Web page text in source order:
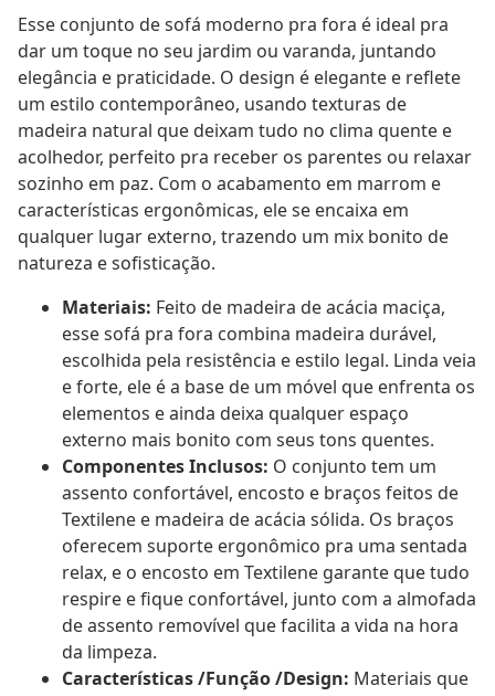
Esse conjunto de sofá moderno pra fora é ideal pra
dar um toque no seu jardim ou varanda, juntando
elegância e praticidade. O design é elegante e reflete
um estilo contemporâneo, usando texturas de
madeira natural que deixam tudo no clima quente e
acolhedor, perfeito pra receber os parentes ou relaxar
sozinho em paz. Com o acabamento em marrom e
características ergonômicas, ele se encaixa em
qualquer lugar externo, trazendo um mix bonito de
natureza e sofisticação.
Materiais: Feito de madeira de acácia maciça,
esse sofá pra fora combina madeira durável,
escolhida pela resistência e estilo legal. Linda veia
e forte, ele é a base de um móvel que enfrenta os
elementos e ainda deixa qualquer espaço
externo mais bonito com seus tons quentes.
Componentes Inclusos: O conjunto tem um
assento confortável, encosto e braços feitos de
Textilene e madeira de acácia sólida. Os braços
oferecem suporte ergonômico pra uma sentada
relax, e o encosto em Textilene garante que tudo
respire e fique confortável, junto com a almofada
de assento removível que facilita a vida na hora
da limpeza.
Características /Função /Design: Materiais que